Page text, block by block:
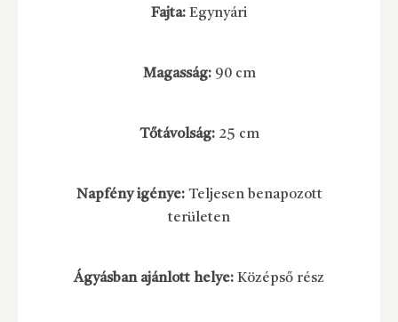
Fajta: Egynyári
Magasság:90 cm
Tőtávolság:25 cm
Napfény igénye:Teljesen benapozott
területen
Ágyásban ajánlott helye: Középső rész